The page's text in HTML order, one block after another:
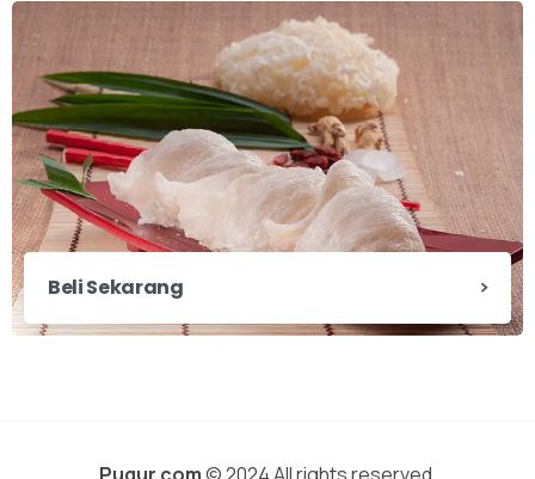
Beli Sekarang